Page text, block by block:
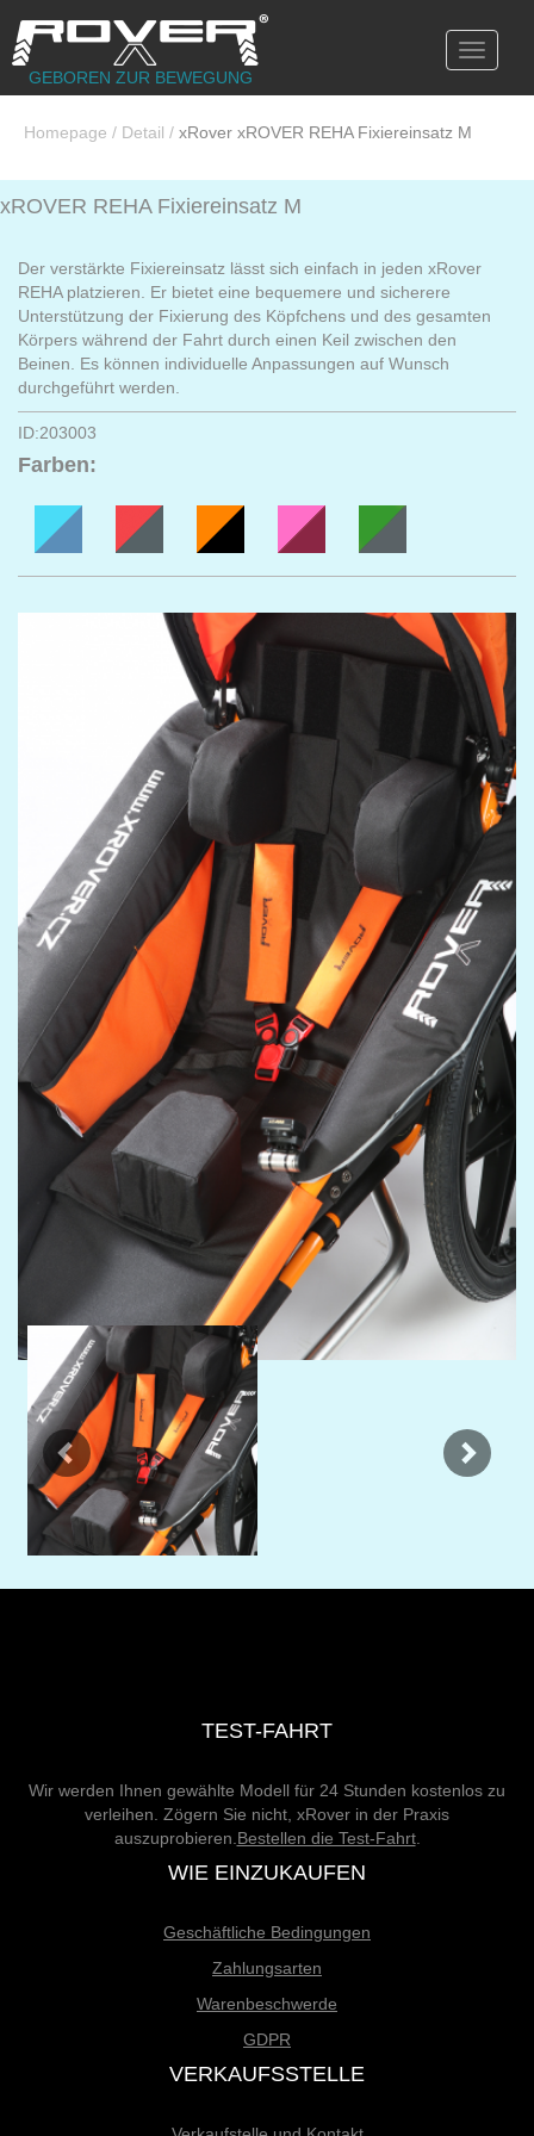
Toggle
GEBOREN ZUR BEWEGUNG
Homepage / Detail / xRover xROVER REHA Fixiereinsatz M
xROVER REHA Fixiereinsatz M
Der verstärkte Fixiereinsatz lässt sich einfach in jeden xRover
REHA platzieren. Er bietet eine bequemere und sicherere
Unterstützung der Fixierung des Köpfchens und des gesamten
Körpers während der Fahrt durch einen Keil zwischen den
Beinen. Es können individuelle Anpassungen auf Wunsch
durchgeführt werden.
ID:203003
Farben:
Previous
TEST-FAHRT
Wir werden Ihnen gewählte Modell für 24 Stunden kostenlos zu
verleihen. Zögern Sie nicht, xRover in der Praxis
auszuprobieren. Bestellen die Test-Fahrt.
WIE EINZUKAUFEN
Geschäftliche Bedingungen
Zahlungsarten
Warenbeschwerde
GDPR
VERKAUFSSTELLE